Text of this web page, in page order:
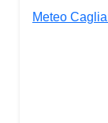
Meteo